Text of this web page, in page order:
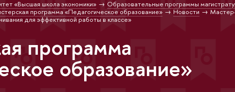
«Высшая школа экономики»
Образовательные программы
программа «Педагогическое образование» Новости
для эффективной работы в классе»
программа
образование»